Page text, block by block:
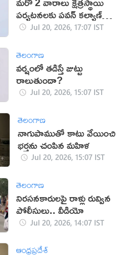
పర్యటనలకు పవన్ కల్యాణ్
దూరంJul 20, 2026, 17:07 IST
తెలంగాణ
వర్షంలో తడిస్తే జుట్టు
రాలుతుందా?
Jul 20, 2026, 15:07 IST
తెలంగాణ
నాగుపాముతో కాటు వేయించి
భర్తను చంపిన మహిళ
Jul 20, 2026, 15:07 IST
తెలంగాణ
నిరసనకారులపై రాళ్లు రువ్విన
పోలీసులు.. వీడియో
Jul 20, 2026, 14:07 IST
ఆంధ్రప్రదేశ్